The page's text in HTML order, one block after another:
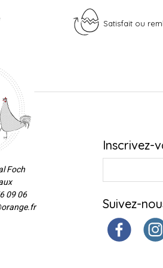
Satisfait ou
Foch
09 06
Inscrivez-
Suivez-
avec les réglementations.